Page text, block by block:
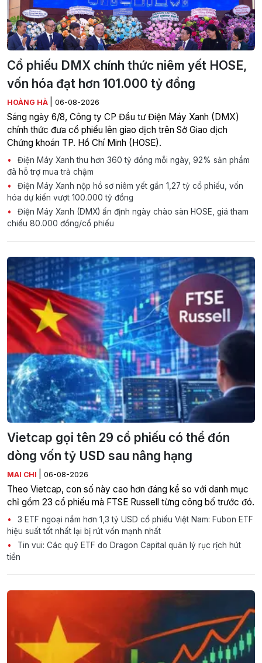
Cổ phiếu DMX chính thức niêm yết HOSE,
vốn hóa đạt hơn 101.000 tỷ đồng
HOÀNG HÀ 06-08-2026
Sáng ngày 6/8, Công ty CP Đầu tư Điện Máy Xanh (DMX)
chính thức đưa cổ phiếu lên giao dịch trên Sở Giao dịch
Chứng khoán TP. Hồ Chí Minh (HOSE).
Điện Máy Xanh thu hơn 360 tỷ đồng mỗi ngày, 92% sản phẩm
đã hỗ trợ mua trả chậm
Điện Máy Xanh nộp hồ sơ niêm yết gần 1,27 tỷ cổ phiếu, vốn
hóa dự kiến vượt 100.000 tỷ đồng
Điện Máy Xanh (DMX) ấn định ngày chào sàn HOSE, giá tham
chiếu 80.000 đồng/cổ phiếu
Vietcap gọi tên 29 cổ phiếu có thể đón
dòng vốn tỷ USD sau nâng hạng
MAI CHI 06-08-2026
Theo Vietcap, con số này cao hơn đáng kể so với danh mục
chỉ gồm 23 cổ phiếu mà FTSE Russell từng công bố trước đó.
3 ETF ngoại nắm hơn 1,3 tỷ USD cổ phiếu Việt Nam: Fubon ETF
hiệu suất tốt nhất lại bị rút vốn mạnh nhất
Tin vui: Các quỹ ETF do Dragon Capital quản lý rục rịch hút
tiền